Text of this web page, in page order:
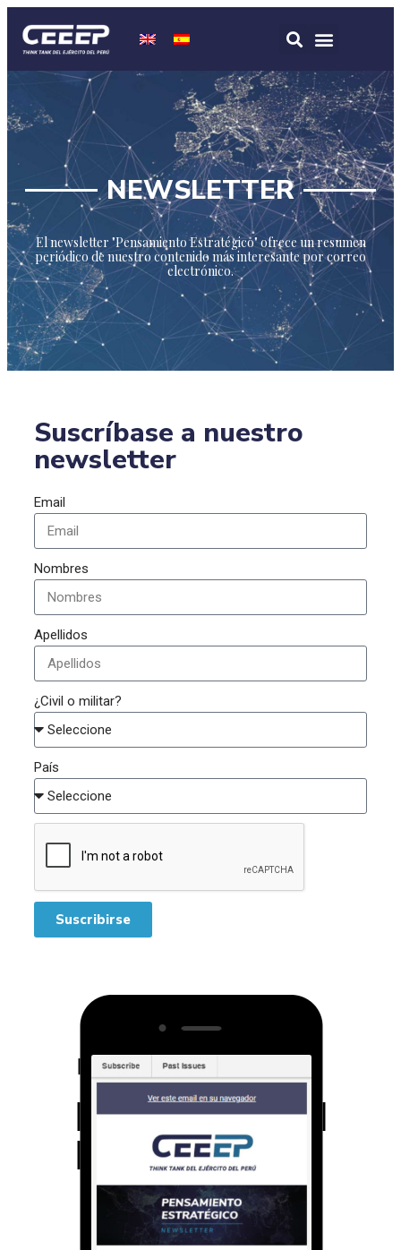
NEWSLETTER
El newsletter "Pensamiento Estratégico" ofrece un resumen
periódico de nuestro contenido más interesante por correo
electrónico.
Suscríbase a nuestro
newsletter
Email
Nombres
Apellidos
¿Civil o militar?
País
Suscribirse